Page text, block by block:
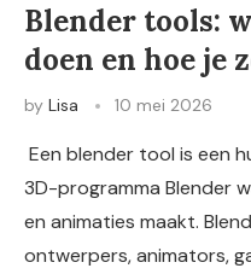
Blender tools:
doen en hoe je
by Lisa 10 mei 2026
Een blender tool is een
3D-programma Blender
en animaties maakt.
ontwerpers, animators,